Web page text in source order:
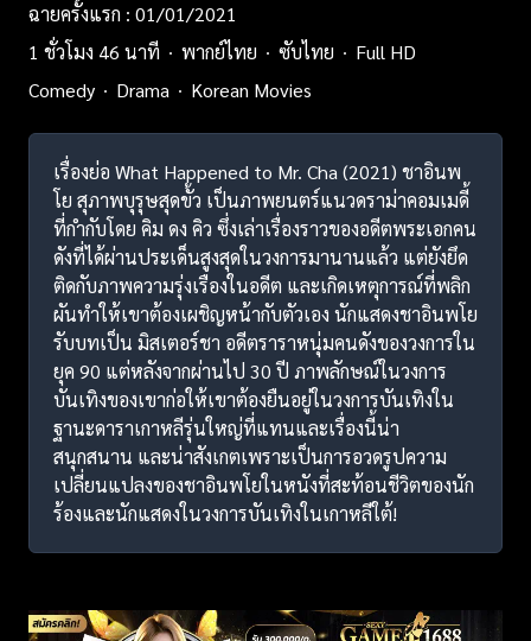
ฉายครั้งแรก : 01/01/2021
1 ชั่วโมง 46 นาที
พากย์ไทย ซับไทย
Full HD
Comedy
Drama Korean Movies
เรื่องย่อ What Happened to Mr. Cha (2021) ชาอินพ
โย สุภาพบุรุษสุดขั้ว เป็นภาพยนตร์แนวดราม่าคอมเมดี้
ที่กำกับโดย คิม ดง คิว ซึ่งเล่าเรื่องราวของอดีตพระเอกคน
ดังที่ได้ผ่านประเด็นสูงสุดในวงการมานานแล้ว แต่ยังยึด
ติดกับภาพความรุ่งเรืองในอดีต และเกิดเหตุการณ์ที่พลิก
ผันทำให้เขาต้องเผชิญหน้ากับตัวเอง นักแสดงชาอินพโย
รับบทเป็น มิสเตอร์ชา อดีตราราหนุ่มคนดังของวงการใน
ยุค 90 แต่หลังจากผ่านไป 30 ปี ภาพลักษณ์ในวงการ
บันเทิงของเขาก่อให้เขาต้องยืนอยู่ในวงการบันเทิงใน
ฐานะดาราเกาหลีรุ่นใหญ่ที่แทนและเรื่องนี้น่า
สนุกสนาน และน่าสังเกตเพราะเป็นการอวดรูปความ
เปลี่ยนแปลงของชาอินพโยในหนังที่สะท้อนชีวิตของนัก
ร้องและนักแสดงในวงการบันเทิงในเกาหลีใต้!